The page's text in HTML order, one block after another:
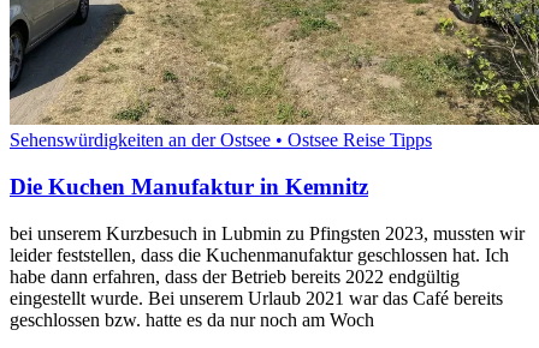
Sehenswürdigkeiten an der Ostsee • Ostsee Reise Tipps
Die Kuchen Manufaktur in Kemnitz
bei unserem Kurzbesuch in Lubmin zu Pfingsten 2023, mussten wir
leider feststellen, dass die Kuchenmanufaktur geschlossen hat. Ich
habe dann erfahren, dass der Betrieb bereits 2022 endgültig
eingestellt wurde. Bei unserem Urlaub 2021 war das Café bereits
geschlossen bzw. hatte es da nur noch am Woch